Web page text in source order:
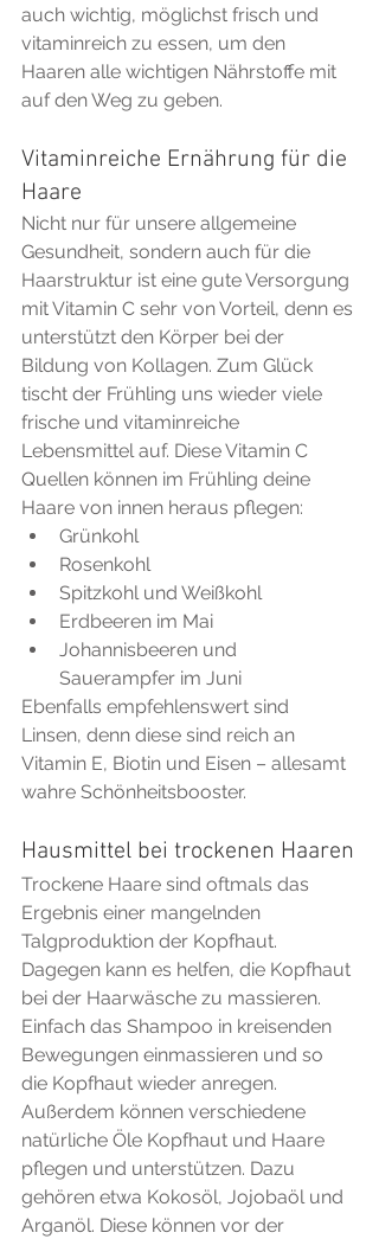
auch wichtig, möglichst frisch und
vitaminreich zu essen, um den
Haaren alle wichtigen Nährstoffe mit
auf den Weg zu geben.
Vitaminreiche Ernährung für die
Haare
Nicht nur für unsere allgemeine
Gesundheit, sondern auch für die
Haarstruktur ist eine gute Versorgung
mit Vitamin C sehr von Vorteil, denn es
unterstützt den Körper bei der
Bildung von Kollagen. Zum Glück
tischt der Frühling uns wieder viele
frische und vitaminreiche
Lebensmittel auf. Diese Vitamin C
Quellen können im Frühling deine
Haare von innen heraus pflegen:
Grünkohl
Rosenkohl
Spitzkohl und Weißkohl
Erdbeeren im Mai
Johannisbeeren und
Sauerampfer im Juni
Ebenfalls empfehlenswert sind
Linsen, denn diese sind reich an
Vitamin E, Biotin und Eisen – allesamt
wahre Schönheitsbooster.
Hausmittel bei trockenen Haaren
Trockene Haare sind oftmals das
Ergebnis einer mangelnden
Talgproduktion der Kopfhaut.
Dagegen kann es helfen, die Kopfhaut
bei der Haarwäsche zu massieren.
Einfach das Shampoo in kreisenden
Bewegungen einmassieren und so
die Kopfhaut wieder anregen.
Außerdem können verschiedene
natürliche Öle Kopfhaut und Haare
pflegen und unterstützen. Dazu
gehören etwa Kokosöl, Jojobaöl und
Arganöl. Diese können vor der